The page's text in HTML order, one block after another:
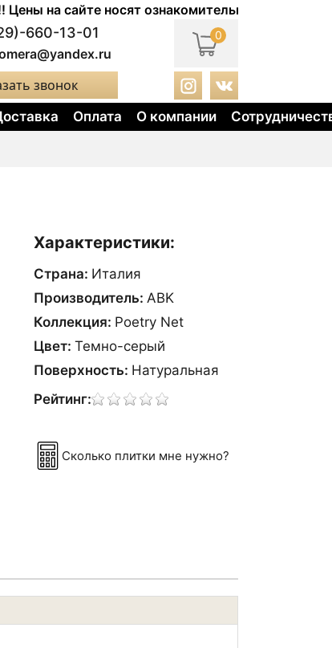
на сайте носят ознакомительный характер.
660-13-01
звонок
0
Оплата О компании
Характеристики:
Страна: Италия
Производитель: ABK
Коллекция: Poetry Net
Цвет: Темно-серый
Поверхность: Натуральная
Рейтинг:
Сколько плитки мне нужно?